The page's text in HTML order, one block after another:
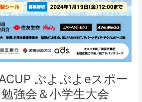
ぷよぷよeスポー
強会＆小学生大会